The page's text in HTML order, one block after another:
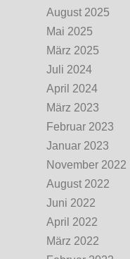
August 2025
Mai 2025
März 2025
Juli 2024
April 2024
März 2023
Februar 2023
Januar 2023
November 2022
August 2022
Juni 2022
April 2022
März 2022